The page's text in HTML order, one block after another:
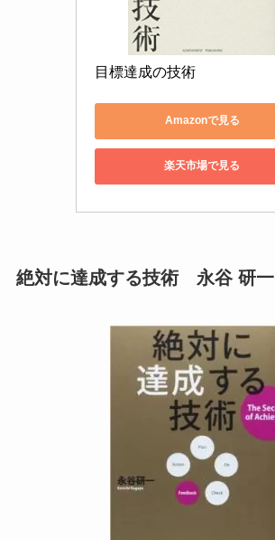
目標達成の技術
Amazonで見る
楽天市場で見る
絶対に達成する技術 永谷 研一